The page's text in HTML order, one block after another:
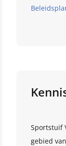
Klik hier
Sportstuif
gebied